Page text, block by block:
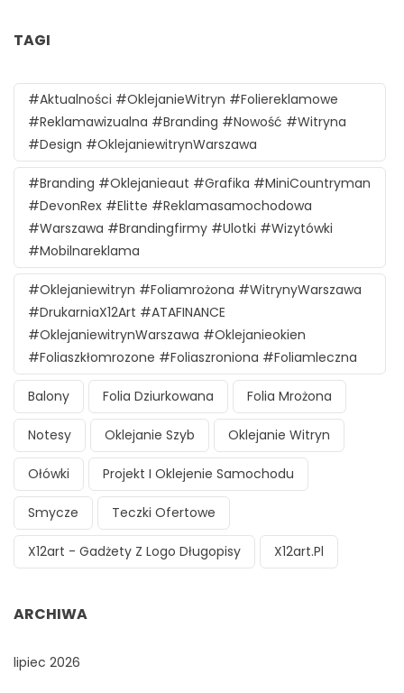
TAGI
#aktualności #oklejanieWitryn #foliereklamowe
#reklamawizualna #branding #nowość #witryna
#design #oklejaniewitrynWarszawa
#branding #oklejanieaut #grafika #MiniCountryman
#DevonRex #Elitte #reklamasamochodowa
#Warszawa #brandingfirmy #ulotki #wizytówki
#mobilnareklama
#oklejaniewitryn #foliamrożona #witrynyWarszawa
#DrukarniaX12Art #ATAFINANCE
#oklejaniewitrynWarszawa #oklejanieokien
#foliaszkłomrozone #foliaszroniona #foliamleczna
Balony Folia Dziurkowana Folia Mrożona
Notesy Oklejanie Szyb Oklejanie Witryn
Ołówki Projekt I Oklejenie Samochodu
Smycze Teczki Ofertowe
X12art - Gadżety Z Logo Długopisy X12art.pl
ARCHIWA
lipiec 2026